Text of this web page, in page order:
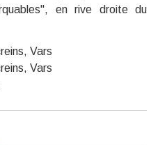
en rive droite du
Vars
Vars